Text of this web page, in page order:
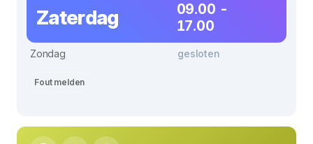
Zaterdag
09.00 -
17.00
Zondag gesloten
Fout melden